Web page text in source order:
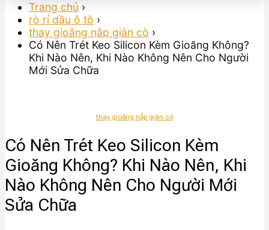
Trang chủ ›
rò rỉ dầu ô tô ›
thay gioăng nắp giàn cò ›
Có Nên Trét Keo Silicon Kèm Gioăng Không?
Khi Nào Nên, Khi Nào Không Nên Cho Người
Mới Sửa Chữa
thay gioăng nắp giàn cò
Có Nên Trét Keo Silicon Kèm
Gioăng Không? Khi Nào Nên, Khi
Nào Không Nên Cho Người Mới
Sửa Chữa